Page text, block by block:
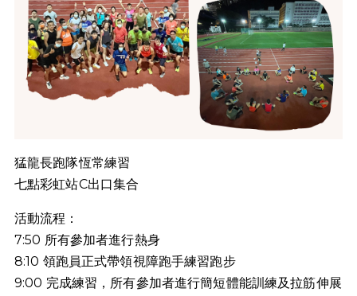
猛龍長跑隊恆常練習
七點彩虹站C出口集合
活動流程：
7:50 所有參加者進行熱身
8:10 領跑員正式帶領視障跑手練習跑步
9:00 完成練習，所有參加者進行簡短體能訓練及拉筋伸展